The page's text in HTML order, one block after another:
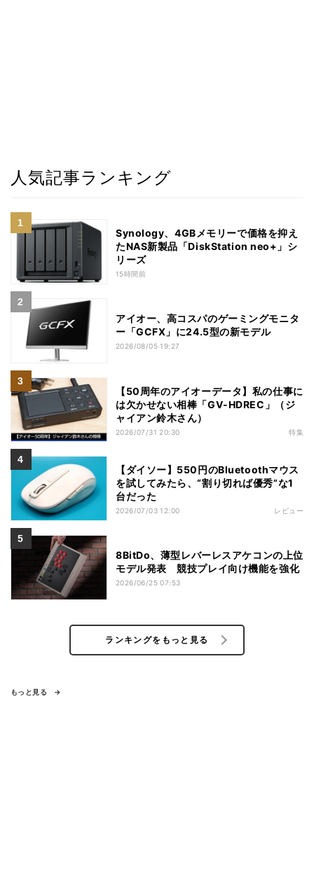
人気記事ランキング
Synology、4GBメモリーで価格を抑え
たNAS新製品「DiskStation neo+」シ
リーズ
15時間前
アイオー、高コスパのゲーミングモニタ
ー「GCFX」に24.5型の新モデル
2026/08/05 19:27
【50周年のアイオーデータ】私の仕事に
は欠かせない相棒「GV-HDREC」（ジ
ャイアン鈴木さん）
2026/07/31 20:30 特集
【ダイソー】550円のBluetoothマウス
を試してみたら、“割り切れば優秀”な1
台だった
2026/07/03 12:00 レビュー
8BitDo、薄型レバーレスアケコンの上位
モデル発表 競技プレイ向け機能を強化
2026/06/25 07:53
ランキングをもっと見る
もっと見る